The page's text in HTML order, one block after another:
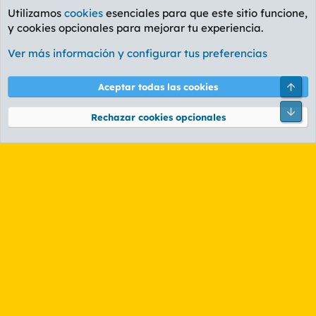
Valencia
Cookies
PL OLDSTYLE AMARILLO
Términos y reglas Política de privacidad Ayuda
Community platform by XenForo® © 2010-2026 XenForo Ltd.
Utilizamos cookies esenciales para que este sitio funcione,
y cookies opcionales para mejorar tu experiencia.
Ver más información y configurar tus preferencias
Aceptar todas las cookies
Rechazar cookies opcionales
Pie